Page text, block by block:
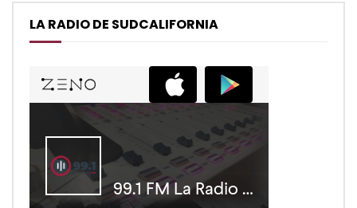
LA RADIO DE SUDCALIFORNIA